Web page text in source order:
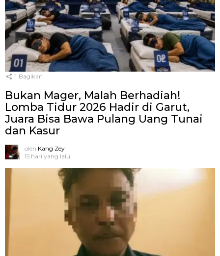
1 Bagikan
Bukan Mager, Malah Berhadiah!
Lomba Tidur 2026 Hadir di Garut,
Juara Bisa Bawa Pulang Uang Tunai
dan Kasur
oleh Kang Zey
15 hari yang lalu